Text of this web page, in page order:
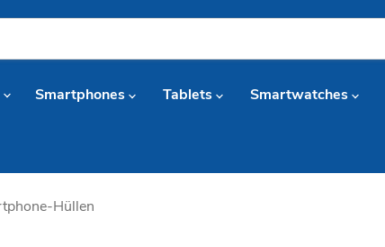
Smartphones Tablets Smartwatches
Hüllen